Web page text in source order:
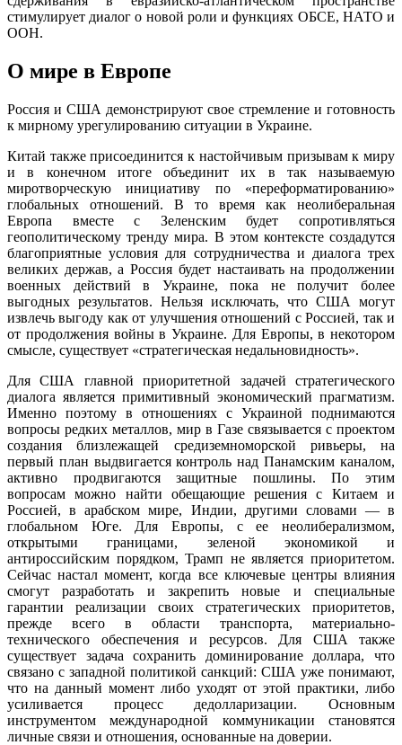
стимулирует диалог о новой роли и функциях ОБСЕ, НАТО и
ООН.
О мире в Европе
Россия и США демонстрируют свое стремление и готовность
к мирному урегулированию ситуации в Украине.
Китай также присоединится к настойчивым призывам к миру
и в конечном итоге объединит их в так называемую
миротворческую инициативу по «переформатированию»
глобальных отношений. В то время как неолиберальная
Европа вместе с Зеленским будет сопротивляться
геополитическому тренду мира. В этом контексте создадутся
благоприятные условия для сотрудничества и диалога трех
великих держав, а Россия будет настаивать на продолжении
военных действий в Украине, пока не получит более
выгодных результатов. Нельзя исключать, что США могут
извлечь выгоду как от улучшения отношений с Россией, так и
от продолжения войны в Украине. Для Европы, в некотором
смысле, существует «стратегическая недальновидность».
Для США главной приоритетной задачей стратегического
диалога является примитивный экономический прагматизм.
Именно поэтому в отношениях с Украиной поднимаются
вопросы редких металлов, мир в Газе связывается с проектом
создания близлежащей средиземноморской ривьеры, на
первый план выдвигается контроль над Панамским каналом,
активно продвигаются защитные пошлины. По этим
вопросам можно найти обещающие решения с Китаем и
Россией, в арабском мире, Индии, другими словами — в
глобальном Юге. Для Европы, с ее неолиберализмом,
открытыми границами, зеленой экономикой и
антироссийским порядком, Трамп не является приоритетом.
Сейчас настал момент, когда все ключевые центры влияния
смогут разработать и закрепить новые и специальные
гарантии реализации своих стратегических приоритетов,
прежде всего в области транспорта, материально-
технического обеспечения и ресурсов. Для США также
существует задача сохранить доминирование доллара, что
связано с западной политикой санкций: США уже понимают,
что на данный момент либо уходят от этой практики, либо
усиливается процесс дедолларизации. Основным
инструментом международной коммуникации становятся
личные связи и отношения, основанные на доверии.